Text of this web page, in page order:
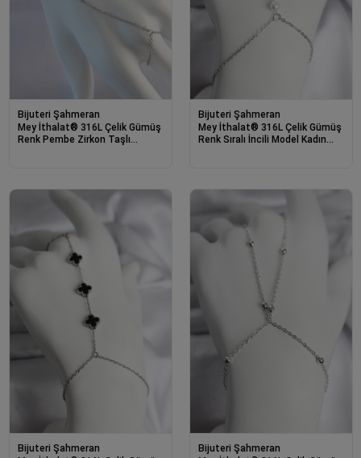
Bijuteri Şahmeran
Mey İthalat® 316L Çelik Gümüş
Renk Pembe Zirkon Taşlı
Bijuteri Şahmeran
Mey İthalat® 316L Çelik Gümüş
Renk Sıralı İncili Model Kadın
Bijuteri Şahmeran
Bijuteri Şahmeran